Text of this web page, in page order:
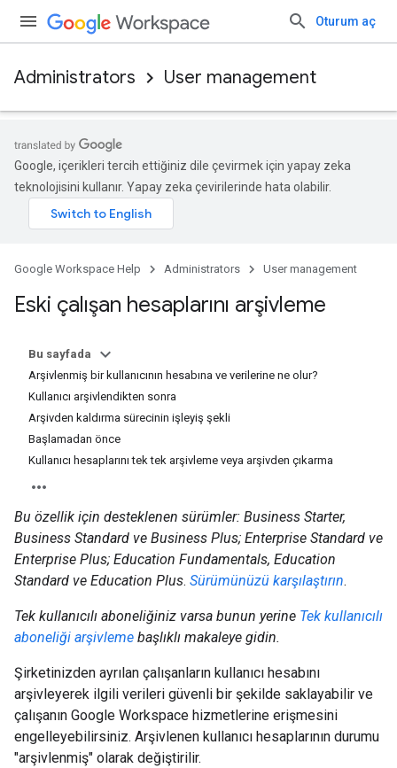
Oturum aç
Administrators User management
Google, içerikleri tercih ettiğiniz dile çevirmek için yapay zeka
teknolojisini kullanır. Yapay zeka çevirilerinde hata olabilir.
Google Workspace Help Administrators User management
Eski çalışan hesaplarını arşivleme
Bu sayfada
Arşivlenmiş bir kullanıcının hesabına ve verilerine ne olur?
Kullanıcı arşivlendikten sonra
Arşivden kaldırma sürecinin işleyiş şekli
Başlamadan önce
Kullanıcı hesaplarını tek tek arşivleme veya arşivden çıkarma
Bu özellik için desteklenen sürümler: Business Starter,
Business Standard ve Business Plus; Enterprise Standard ve
Enterprise Plus; Education Fundamentals, Education
Standard ve Education Plus. Sürümünüzü karşılaştırın.
Tek kullanıcılı aboneliğiniz varsa bunun yerine Tek kullanıcılı
aboneliği arşivleme başlıklı makaleye gidin.
Şirketinizden ayrılan çalışanların kullanıcı hesabını
arşivleyerek ilgili verileri güvenli bir şekilde saklayabilir ve
çalışanın Google Workspace hizmetlerine erişmesini
engelleyebilirsiniz. Arşivlenen kullanıcı hesaplarının durumu
"arşivlenmiş" olarak değiştirilir.